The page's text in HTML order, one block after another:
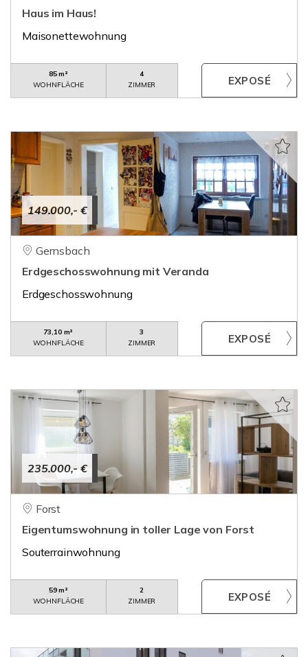
Haus im Haus!
Maisonettewohnung
85 m²
WOHNFLÄCHE
4
ZIMMER
149.000,- €
Gernsbach
Erdgeschosswohnung mit Veranda
Erdgeschosswohnung
73,10 m²
WOHNFLÄCHE
3
ZIMMER
235.000,- €
Forst
Eigentumswohnung in toller Lage von Forst
Souterrainwohnung
59 m²
WOHNFLÄCHE
2
ZIMMER